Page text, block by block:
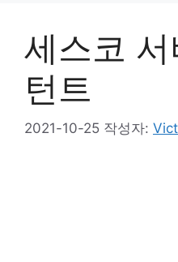
세스코
턴트
2021-10-25 작성자: